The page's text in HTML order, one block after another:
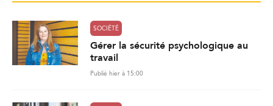
SOCIÉTÉ
Gérer la sécurité psychologique au
travail
Publié hier à 15:00